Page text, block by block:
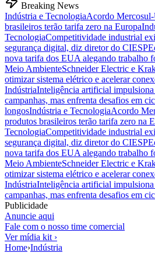
Breaking News
Indústria e TecnologiaAcordo
brasileiros terão tarifa zero na Europa
TecnologiaCompetitividade industrial
segurança digital, diz diretor do CIESP
nova tarifa dos EUA alegando trabalho
Meio AmbienteSchneider Electric e
otimizar sistema elétrico e acelerar
IndústriaInteligência artificial impulsiona
campanhas, mas enfrenta desafios em
longosIndústria e TecnologiaAcordo
produtos brasileiros terão tarifa zero na
TecnologiaCompetitividade industrial
segurança digital, diz diretor do CIESP
nova tarifa dos EUA alegando trabalho
Meio AmbienteSchneider Electric e
otimizar sistema elétrico e acelerar
IndústriaInteligência artificial impulsiona
campanhas, mas enfrenta desafios em
Publicidade
Anuncie aqui
Fale com o nosso time comercial
Ver mídia kit ›
Home›Indústria